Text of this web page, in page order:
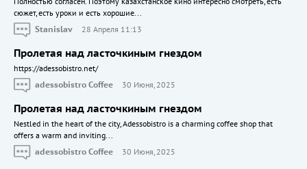
сюжет, есть уроки и есть хорошие...
Stanislav
28 Апреля 11:13
Пролетая над ласточкиным гнездом
https://adessobistro.net/
adessobistro Coffee
30 Июня, 2025
Пролетая над ласточкиным гнездом
Nestled in the heart of the city, Adessobistro is a charming coffee shop that
offers a warm and inviting...
adessobistro Coffee
30 Июня, 2025